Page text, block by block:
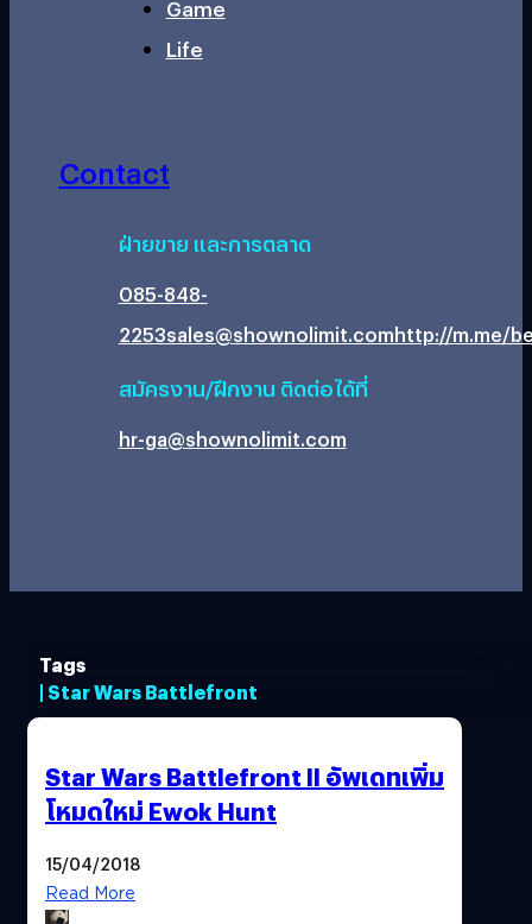
Game
Life
Contact
ฝ่ายขาย และการตลาด
085-848-
2253sales@shownolimit.comhttp://m.me/
สมัครงาน/ฝึกงาน ติดต่อได้ที่
hr-ga@shownolimit.com
Tags
| Star Wars Battlefront
Star Wars Battlefront II อัพเดทเพิ่ม
โหมดใหม่ Ewok Hunt
15/04/2018
Read More